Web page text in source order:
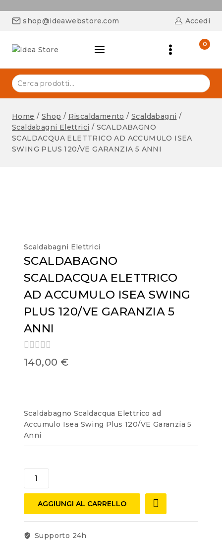
shop@ideawebstore.com Accedi
0
Home / Shop / Riscaldamento / Scaldabagni /
Scaldabagni Elettrici / SCALDABAGNO
SCALDACQUA ELETTRICO AD ACCUMULO ISEA
SWING PLUS 120/VE GARANZIA 5 ANNI
Scaldabagni Elettrici
SCALDABAGNO
SCALDACQUA ELETTRICO
AD ACCUMULO ISEA SWING
PLUS 120/VE GARANZIA 5
ANNI
0
out
140,00 €
Scaldabagno Scaldacqua Elettrico ad
Accumulo Isea Swing Plus 120/VE Garanzia 5
Anni
AGGIUNGI AL CARRELLO
Supporto 24h